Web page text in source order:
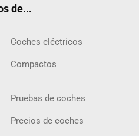
de...
Coches eléctricos
Compactos
Pruebas de coches
Precios de coches